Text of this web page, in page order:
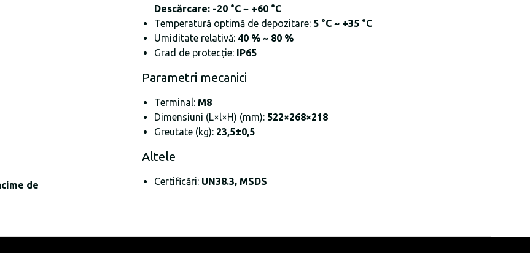
de
Descărcare: -20 °C ~ +60 °C
Temperatură optimă de depozitare: 5 °C ~ +35 °C
Umiditate relativă: 40 % ~ 80 %
Grad de protecție: IP65
Parametri mecanici
Terminal: M8
Dimensiuni (L×l×H) (mm): 522×268×218
Greutate (kg): 23,5±0,5
Altele
Certificări: UN38.3, MSDS